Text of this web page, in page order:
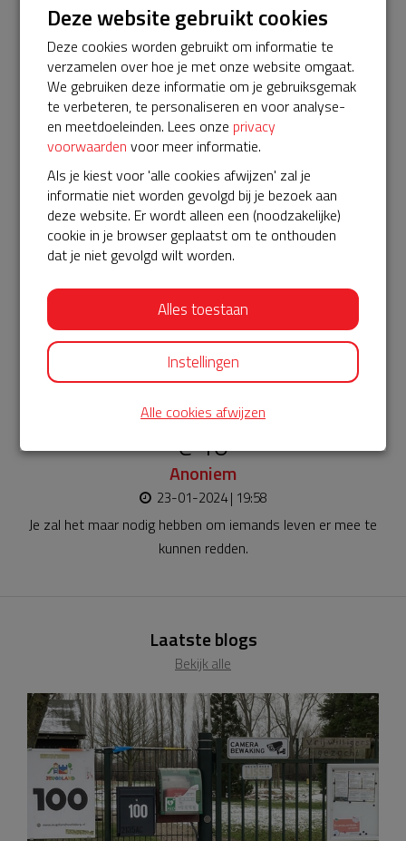
Stichting Jeugdland Haarlemmermeer
06-03-2024 | 09:57
€ 245
Stichting Wijkraad Toolenburg, Lettenburg
110, 2135 DH Hoofddorp
05-03-2024 | 19:59
Donatie van Stichting Wijkraad Toolenburg.
€ 10
27-01-2024 | 14:50
€ 10
Anoniem
€ 10
Anoniem
23-01-2024 | 19:58
Je zal het maar nodig hebben om iemands leven er mee te
kunnen redden.
Laatste blogs
Bekijk alle
Deze website gebruikt cookies
Deze cookies worden gebruikt om informatie te
verzamelen over hoe je met onze website omgaat.
We gebruiken deze informatie om je gebruiksgemak
te verbeteren, te personaliseren en voor analyse-
en meetdoeleinden. Lees onze privacy
voorwaarden voor meer informatie.
Als je kiest voor 'alle cookies afwijzen' zal je
informatie niet worden gevolgd bij je bezoek aan
deze website. Er wordt alleen een (noodzakelijke)
cookie in je browser geplaatst om te onthouden
dat je niet gevolgd wilt worden.
Alles toestaan
Instellingen
Alle cookies afwijzen